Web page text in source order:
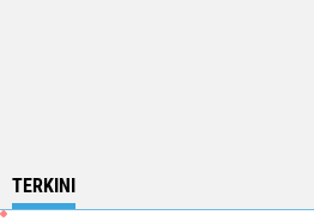
TERKINI